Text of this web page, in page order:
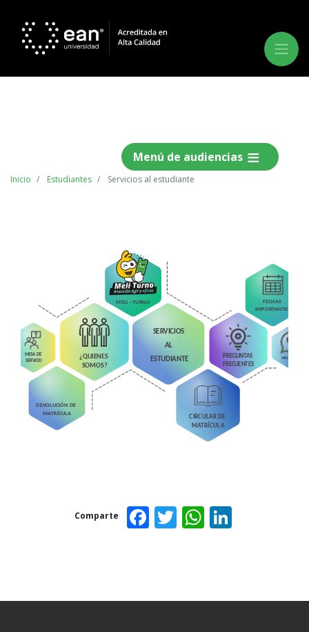
Menú de audiencias
Inicio Estudiantes Servicios al estudiante
MELI - TURNO
¿QUIENES
SOMOS?
SERVICIOS
AL
ESTUDIANTE
MESA DE
SERVICIO
DEVOLUCIÓN DE
MATRÍCULA
PREGUNTAS
FRECUENTES
CIRCULAR DE
MATRÍCULA
FECHAS
IMPORTANTES
WHATSAPP
Comparte Facebook
Twitter